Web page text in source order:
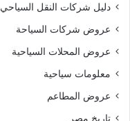
دليل شركات النقل السياحي
عروض شركات السياحة
عروض المحلات السياحية
معلومات سياحية
عروض المطاعم
تاريخ مصر